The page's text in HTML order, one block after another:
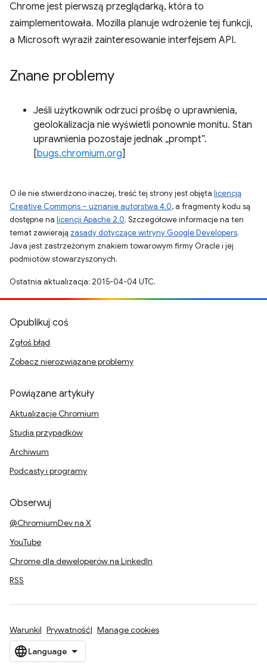
Chrome jest pierwszą przeglądarką, która to
zaimplementowała. Mozilla planuje wdrożenie tej funkcji,
a Microsoft wyraził zainteresowanie interfejsem API.
Znane problemy
Jeśli użytkownik odrzuci prośbę o uprawnienia,
geolokalizacja nie wyświetli ponownie monitu. Stan
uprawnienia pozostaje jednak „prompt”.
[bugs.chromium.org]
O ile nie stwierdzono inaczej, treść tej strony jest objęta licencją
Creative Commons – uznanie autorstwa 4.0, a fragmenty kodu są
dostępne na licencji Apache 2.0. Szczegółowe informacje na ten
temat zawierają zasady dotyczące witryny Google Developers.
Java jest zastrzeżonym znakiem towarowym firmy Oracle i jej
podmiotów stowarzyszonych.
Ostatnia aktualizacja: 2015-04-04 UTC.
Opublikuj coś
Zgłoś błąd
Zobacz nierozwiązane problemy
Powiązane artykuły
Aktualizacje Chromium
Studia przypadków
Archiwum
Podcasty i programy
Obserwuj
@ChromiumDev na X
YouTube
Chrome dla deweloperów na LinkedIn
RSS
Warunki Prywatność Manage cookies